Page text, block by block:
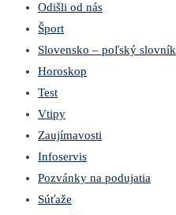
Odišli od nás
Šport
Slovensko – poľský slovník
Horoskop
Test
Vtipy
Zaujímavosti
Infoservis
Pozvánky na podujatia
Súťaže